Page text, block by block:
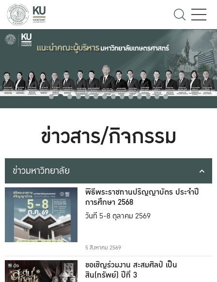
ข่าวสาร/กิจกรรม
ข่าวมหาวิทยาลัย
พิธีพระราชทานปริญญาบัตร ประจำปี
การศึกษา 2568
วันที่ 5-8 ตุลาคม 2569
5 สิงหาคม 2569
ขอเชิญร่วมงาน สะสมศิลป์ เป็น
สิน(ทรัพย์) ปีที่ 3